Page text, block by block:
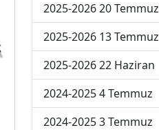
2025-2026 20 Temmuz
2025-2026 13 Temmuz
2025-2026 22 Haziran
2024-2025 4 Temmuz
2024-2025 3 Temmuz